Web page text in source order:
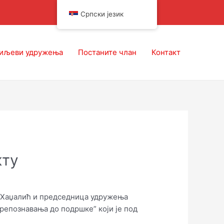
удружења Постаните члан Контакт
Хаџалић и председница удружења
до подршке” који је под
Српски језик